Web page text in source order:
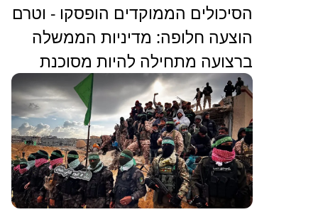
הסיכולים הממוקדים הופסקו - וטרם
הוצעה חלופה: מדיניות הממשלה
ברצועה מתחילה להיות מסוכנת